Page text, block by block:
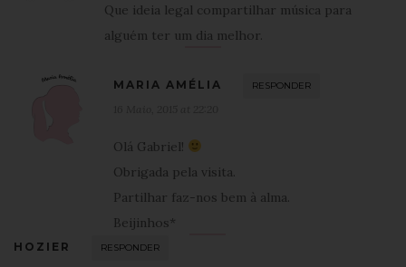
Que ideia legal compartilhar música para
alguém ter um dia melhor.
MARIA AMÉLIA RESPONDER
Olá Gabriel!
Obrigada pela visita.
Partilhar faz-nos bem à alma.
Beijinhos*
HOZIER RESPONDER